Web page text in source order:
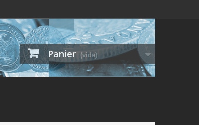
Panier (vide)